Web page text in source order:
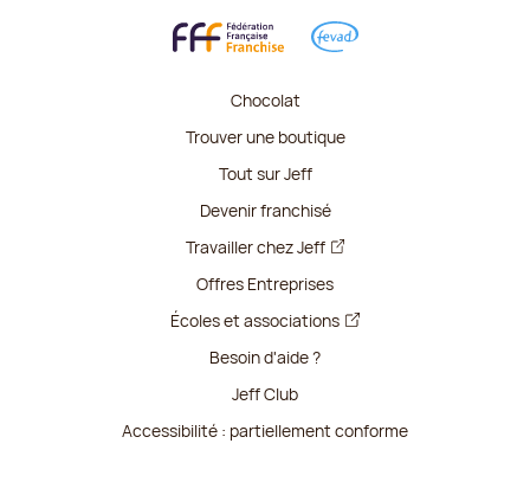
Chocolat
Trouver une boutique
Tout sur Jeff
Devenir franchisé
Travailler chez Jeff
Offres Entreprises
Écoles et associations
Besoin d'aide ?
Jeff Club
Accessibilité : partiellement conforme